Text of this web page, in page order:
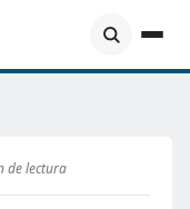
de lectura